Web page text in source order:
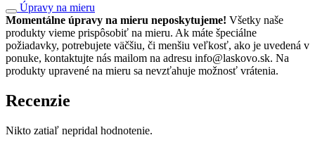
Úpravy na mieru
Momentálne úpravy na mieru neposkytujeme! Všetky naše
produkty vieme prispôsobiť na mieru. Ak máte špeciálne
požiadavky, potrebujete väčšiu, či menšiu veľkosť, ako je uvedená v
ponuke, kontaktujte nás mailom na adresu info@laskovo.sk. Na
produkty upravené na mieru sa nevzťahuje možnosť vrátenia.
Recenzie
Nikto zatiaľ nepridal hodnotenie.